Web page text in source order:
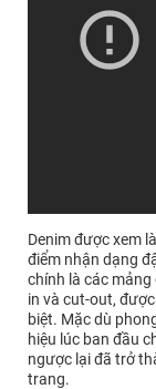
Denim được xem
điểm nhận dạng
chính là các
in và cut-out,
biệt. Mặc dù
hiệu lúc ban đầu
ngược lại đã trở
trang.